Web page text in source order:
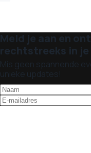
Meld je aan en
rechtstreeks in je
Mis geen spannende
unieke updates!